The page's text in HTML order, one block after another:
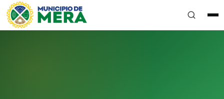
Gobierno Autónomo Descentralizado Municipal del